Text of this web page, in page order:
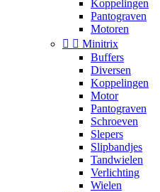
Koppelingen
Pantograven
Motoren
  Minitrix
Buffers
Diversen
Koppelingen
Motor
Pantograven
Schroeven
Slepers
Slipbandjes
Tandwielen
Verlichting
Wielen